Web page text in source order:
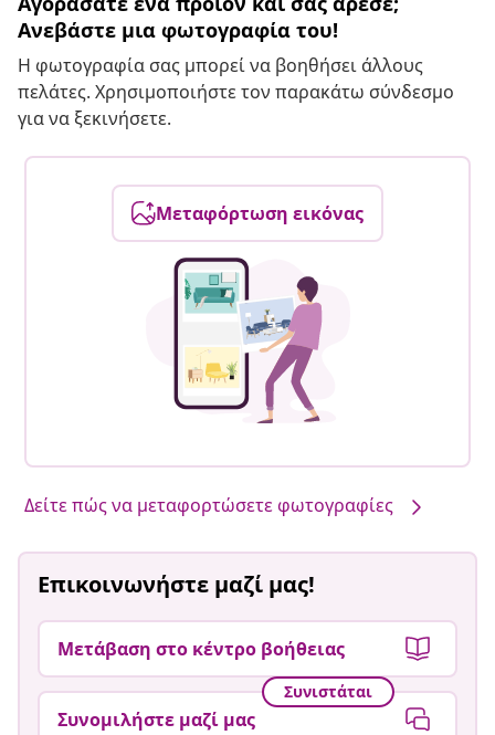
Ανεβάστε μια φωτογραφία του!
Η φωτογραφία σας μπορεί να βοηθήσει άλλους
πελάτες. Χρησιμοποιήστε τον παρακάτω σύνδεσμο
για να ξεκινήσετε.
Μεταφόρτωση εικόνας
Δείτε πώς να μεταφορτώσετε φωτογραφίες
Επικοινωνήστε μαζί μας!
Μετάβαση στο κέντρο βοήθειας
Συνιστάται
Συνομιλήστε μαζί μας